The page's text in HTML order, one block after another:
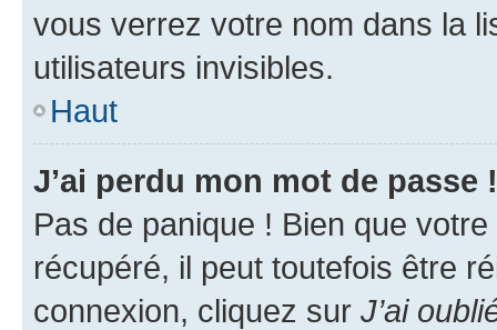
vous verrez votre nom dans la
utilisateurs invisibles.
Haut
J’ai perdu mon mot de passe !
Pas de panique ! Bien que
récupéré, il peut toutefois être
connexion, cliquez sur J’ai